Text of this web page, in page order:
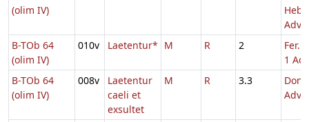
(olim IV)
Adv.
B-TOb 64
(olim IV)
010v Laetentur* M R 2
Fer.
1
B-TOb 64
(olim IV)
008v
Laetentur
caeli et
exsultet
M R 3.3